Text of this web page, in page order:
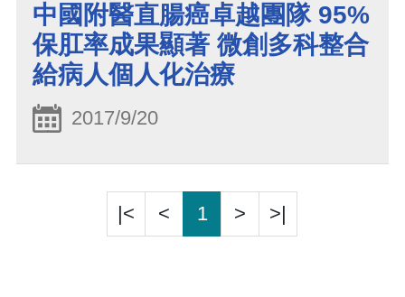
中國附醫直腸癌卓越團隊 95%
保肛率成果顯著 微創多科整合
給病人個人化治療
2017/9/20
|< < 1 > >|